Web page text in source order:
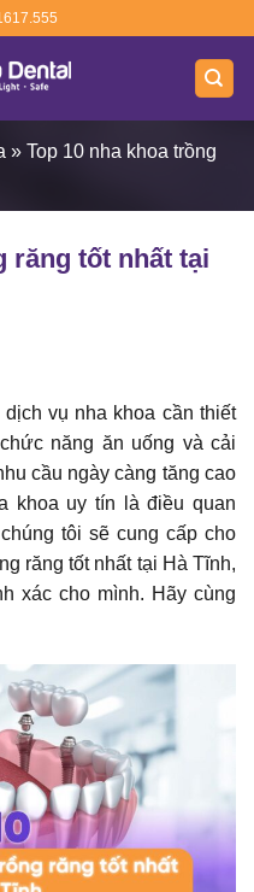
» Top 10 nha khoa trồng
răng tốt nhất tại
dịch vụ nha khoa cần thiết
năng ăn uống và cải
cầu ngày càng tăng cao
khoa uy tín là điều quan
tôi sẽ cung cấp cho
răng tốt nhất tại Hà Tĩnh,
xác cho mình. Hãy cùng